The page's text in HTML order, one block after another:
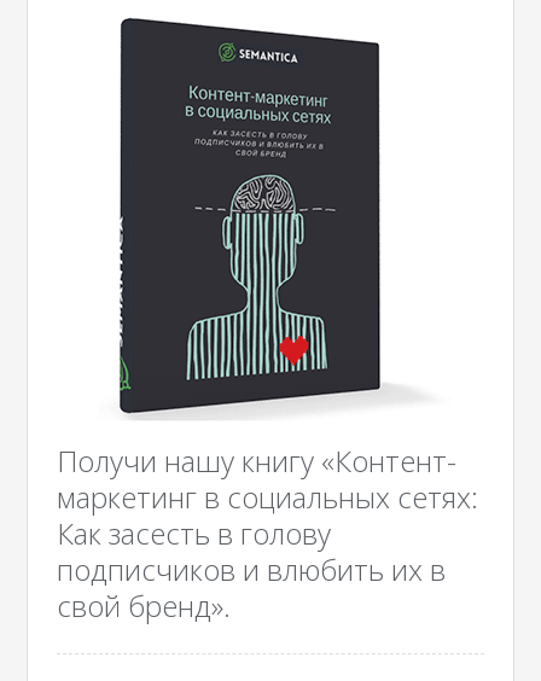
Получи нашу книгу «Контент-
маркетинг в социальных сетях:
Как засесть в голову
подписчиков и влюбить их в
свой бренд».